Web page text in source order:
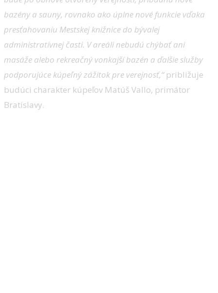
bazény a sauny, rovnako ako úplne nové funkcie vďaka
presťahovaniu Mestskej knižnice do bývalej
administratívnej časti. V areáli nebudú chýbať ani
masáže alebo rekreačný vonkajší bazén a ďalšie služby
podporujúce kúpeľný zážitok pre verejnosť,“približuje
budúci charakter kúpeľov Matúš Vallo, primátor
Bratislavy.